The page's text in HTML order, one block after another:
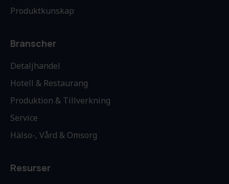
Produktkunskap
Branscher
Detaljhandel
Hotell & Restaurang
Produktion & Tillverkning
Service
Hälso-, Vård & Omsorg
Resurser